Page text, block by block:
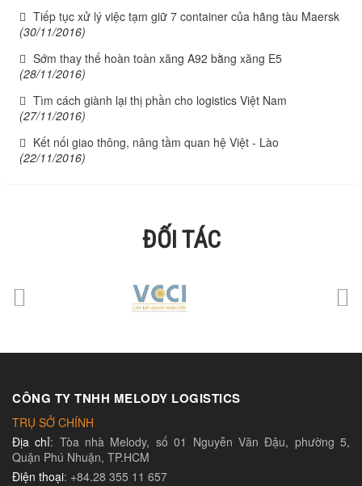
Tiếp tục xử lý việc tạm giữ 7 container của hãng tàu Maersk
(30/11/2016)
Sớm thay thế hoàn toàn xăng A92 bằng xăng E5
(28/11/2016)
Tìm cách giành lại thị phần cho logistics Việt Nam
(27/11/2016)
Kết nối giao thông, nâng tầm quan hệ Việt - Lào
(22/11/2016)
ĐỐI TÁC
CÔNG TY TNHH MELODY LOGISTICS
TRỤ SỞ CHÍNH
Địa chỉ: Tòa nhà Melody, số 01 Nguyễn Văn Đậu, phường 5,
Quận Phú Nhuận, TP.HCM
Điện thoại: +84.28 355 11 657